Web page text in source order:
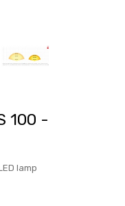
100 -
lamp